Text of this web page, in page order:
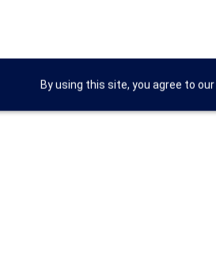
By using this site, you agree to our